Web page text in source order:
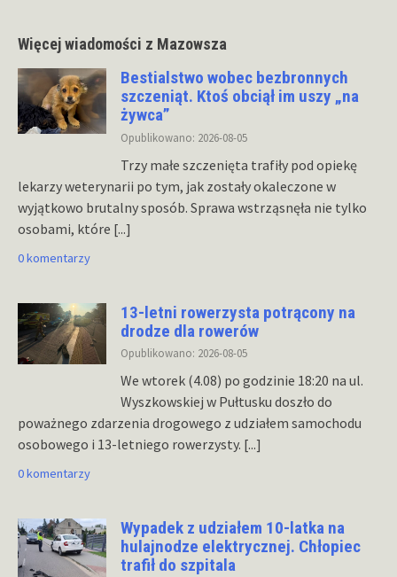
Więcej wiadomości z Mazowsza
Bestialstwo wobec bezbronnych
szczeniąt. Ktoś obciął im uszy „na
żywca”
Opublikowano: 2026-08-05
Trzy małe szczenięta trafiły pod opiekę
lekarzy weterynarii po tym, jak zostały okaleczone w
wyjątkowo brutalny sposób. Sprawa wstrząsnęła nie tylko
osobami, które [...]
0 komentarzy
13-letni rowerzysta potrącony na
drodze dla rowerów
Opublikowano: 2026-08-05
We wtorek (4.08) po godzinie 18:20 na ul.
Wyszkowskiej w Pułtusku doszło do
poważnego zdarzenia drogowego z udziałem samochodu
osobowego i 13-letniego rowerzysty. [...]
0 komentarzy
Wypadek z udziałem 10-latka na
hulajnodze elektrycznej. Chłopiec
trafił do szpitala